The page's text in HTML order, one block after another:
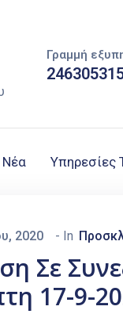
Γραμμή
Νέα Υπηρεσίες
2020 - In
Σε
17-9-